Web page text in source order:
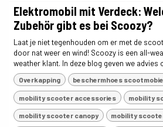
Elektromobil mit Verdeck:
Zubehör gibt es bei Scoozy?
Laat je niet tegenhouden om er met de
door nat weer en wind! Scoozy is een all-
weather klant. In deze blog geven we
Overkapping beschermhoes
mobility scooter accessories mobility
mobility scooter canopy mobility